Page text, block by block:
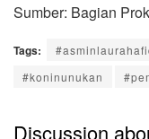
Sumber: Bagian
Tags:
#koninunukan
Discussion